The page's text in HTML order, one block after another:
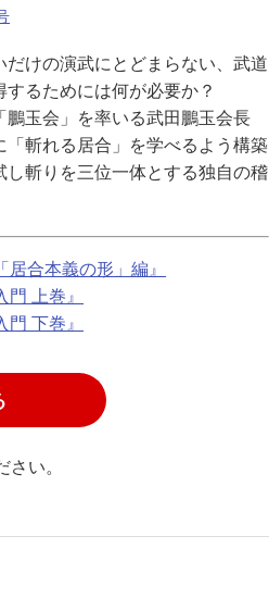
けの演武にとどまらない、武道
るためには何が必要か？
玉会」を率いる武田鵬玉会長
「斬れる居合」を学べるよう構築
し斬りを三位一体とする独自の稽
合本義の形」編』
上巻』
下巻』
い。